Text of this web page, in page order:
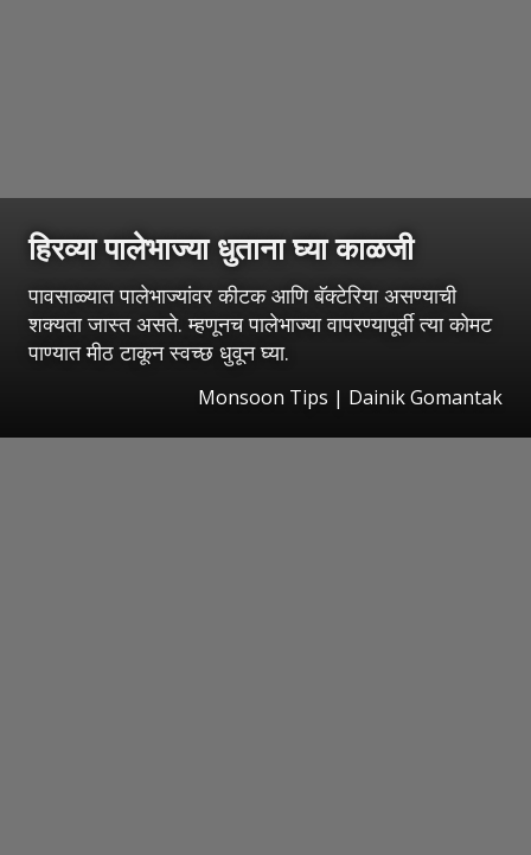
हिरव्या पालेभाज्या धुताना घ्या काळजी
पावसाळ्यात पालेभाज्यांवर कीटक आणि बॅक्टेरिया असण्याची
शक्यता जास्त असते. म्हणूनच पालेभाज्या वापरण्यापूर्वी त्या कोमट
पाण्यात मीठ टाकून स्वच्छ धुवून घ्या.
Monsoon Tips | Dainik Gomantak